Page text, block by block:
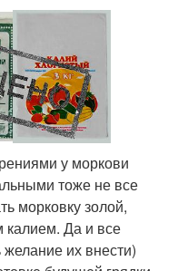
у моркови
тоже не все
морковку золой,
калием. Да и все
их внести)